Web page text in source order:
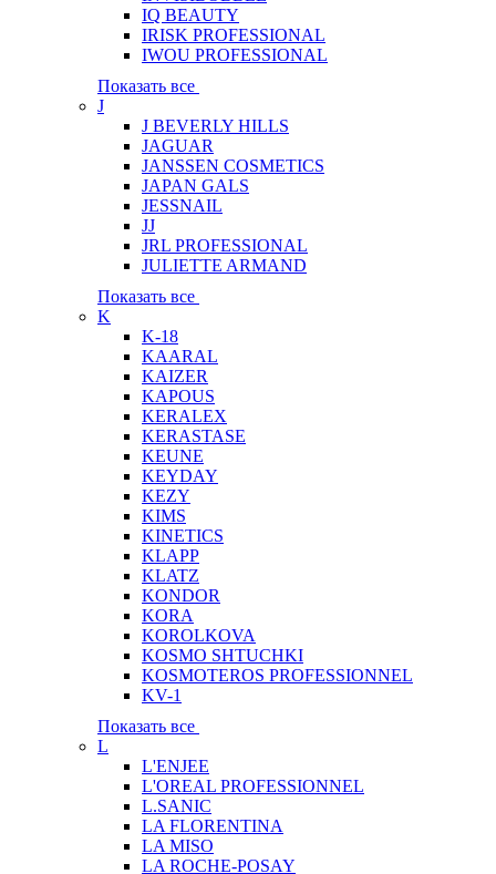
IQ BEAUTY
IRISK PROFESSIONAL
IWOU PROFESSIONAL
Показать все
J
J BEVERLY HILLS
JAGUAR
JANSSEN COSMETICS
JAPAN GALS
JESSNAIL
JJ
JRL PROFESSIONAL
JULIETTE ARMAND
Показать все
K
K-18
KAARAL
KAIZER
KAPOUS
KERALEX
KERASTASE
KEUNE
KEYDAY
KEZY
KIMS
KINETICS
KLAPP
KLATZ
KONDOR
KORA
KOROLKOVA
KOSMO SHTUCHKI
KOSMOTEROS PROFESSIONNEL
KV-1
Показать все
L
L'ENJEE
L'OREAL PROFESSIONNEL
L.SANIC
LA FLORENTINA
LA MISO
LA ROCHE-POSAY